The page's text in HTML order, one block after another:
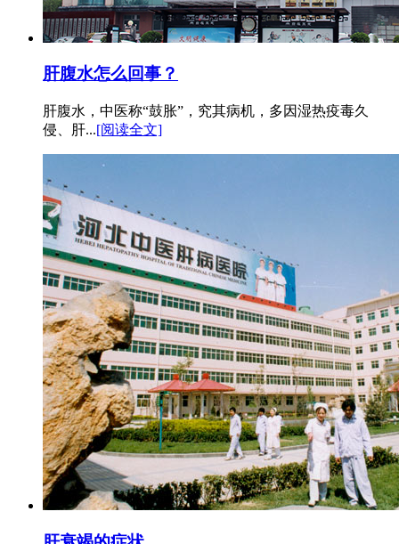
肝腹水怎么回事？
肝腹水，中医称“鼓胀”，究其病机，多因湿热疫毒久
侵、肝...[阅读全文]